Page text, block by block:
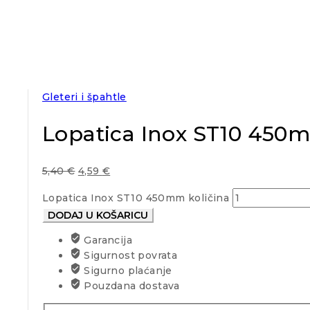
Gleteri i špahtle
Lopatica Inox ST10
5,40€ 4,59 €
Lopatica Inox ST10 450mm količina
DODAJ U KOŠARICU
Garancija
Sigurnost povrata
Sigurno plaćanje
Pouzdana dostava